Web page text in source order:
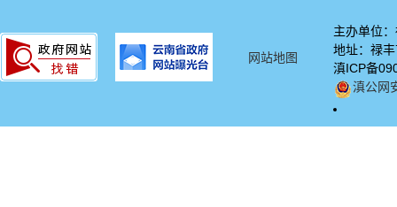
网站地图
主办单位
地址：禄
滇ICP备
滇公网